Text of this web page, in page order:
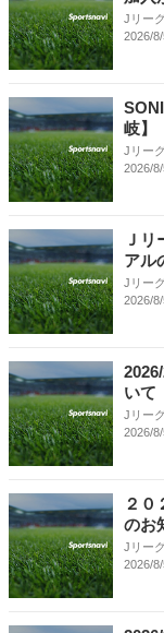
Jリー
2026/
岐】
Jリー
2026/
Ｊ
アル
Jリー
2026/
いて
Jリー
2026/
２０
のお
Jリー
2026/